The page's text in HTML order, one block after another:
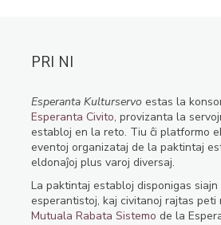
PRI NI
Esperanta Kulturservo estas la
Esperanta Civito, provizanta la
establoj en la reto. Tiu ĉi platformo
eventoj organizataj de la paktintaj
eldonaĵoj plus varoj diversaj.
La paktintaj establoj disponigas siajn
esperantistoj, kaj civitanoj rajtas
Mutuala Rabata Sistemo de la